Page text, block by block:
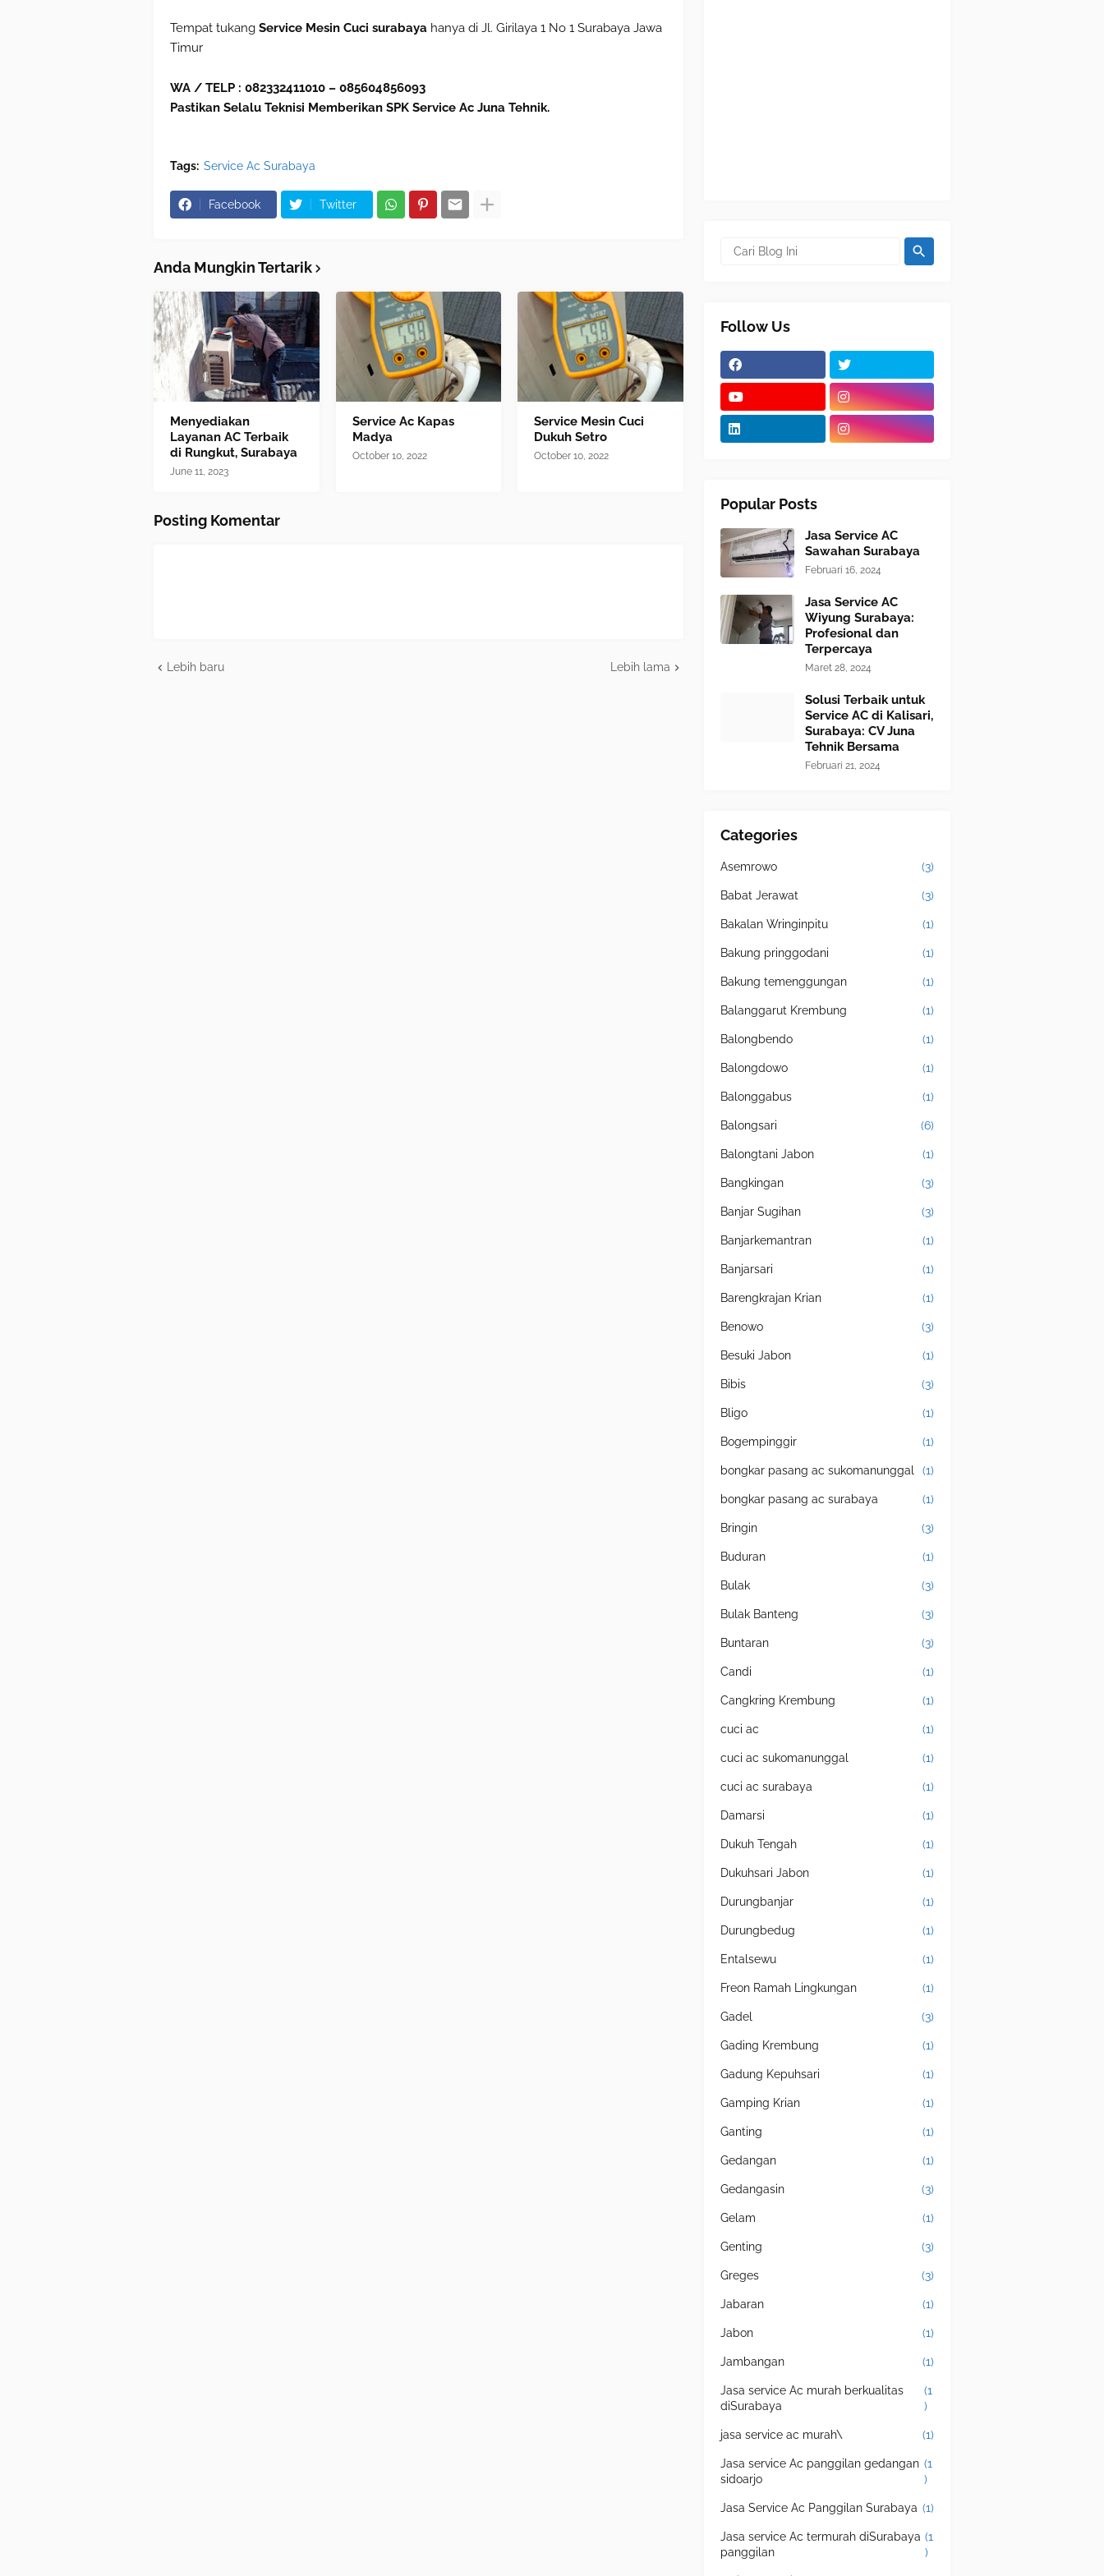
Tempat tukang Service Mesin Cuci surabaya hanya di Jl. Girilaya 1 No 1 Surabaya Jawa
Timur
WA / TELP : 082332411010 – 085604856093
Pastikan Selalu Teknisi Memberikan SPK Service Ac Juna Tehnik.
Tags: Service Ac Surabaya
Facebook Twitter
Anda Mungkin Tertarik
Menyediakan
Layanan AC Terbaik
di Rungkut, Surabaya
June 11, 2023
Service Ac Kapas
Madya
October 10, 2022
Service Mesin Cuci
Dukuh Setro
October 10, 2022
Posting Komentar
Lebih baru Lebih lama
Follow Us
Popular Posts
Jasa Service AC
Sawahan Surabaya
Februari 16, 2024
Jasa Service AC
Wiyung Surabaya:
Profesional dan
Terpercaya
Maret 28, 2024
Solusi Terbaik untuk
Service AC di Kalisari,
Surabaya: CV Juna
Tehnik Bersama
Februari 21, 2024
Categories
Asemrowo (3)
Babat Jerawat (3)
Bakalan Wringinpitu (1)
Bakung pringgodani (1)
Bakung temenggungan (1)
Balanggarut Krembung (1)
Balongbendo (1)
Balongdowo (1)
Balonggabus (1)
Balongsari (6)
Balongtani Jabon (1)
Bangkingan (3)
Banjar Sugihan (3)
Banjarkemantran (1)
Banjarsari (1)
Barengkrajan Krian (1)
Benowo (3)
Besuki Jabon (1)
Bibis (3)
Bligo (1)
Bogempinggir (1)
bongkar pasang ac sukomanunggal (1)
bongkar pasang ac surabaya (1)
Bringin (3)
Buduran (1)
Bulak (3)
Bulak Banteng (3)
Buntaran (3)
Candi (1)
Cangkring Krembung (1)
cuci ac (1)
cuci ac sukomanunggal (1)
cuci ac surabaya (1)
Damarsi (1)
Dukuh Tengah (1)
Dukuhsari Jabon (1)
Durungbanjar (1)
Durungbedug (1)
Entalsewu (1)
Freon Ramah Lingkungan (1)
Gadel (3)
Gading Krembung (1)
Gadung Kepuhsari (1)
Gamping Krian (1)
Ganting (1)
Gedangan (1)
Gedangasin (3)
Gelam (1)
Genting (3)
Greges (3)
Jabaran (1)
Jabon (1)
Jambangan (1)
Jasa service Ac murah berkualitas
diSurabaya
(1
)
jasa service ac murah\ (1)
Jasa service Ac panggilan gedangan
sidoarjo
(1
)
Jasa Service Ac Panggilan Surabaya (1)
Jasa service Ac termurah diSurabaya
panggilan
(1
)